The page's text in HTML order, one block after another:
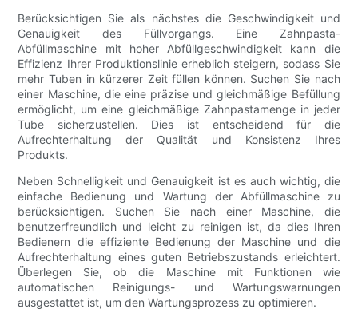
Berücksichtigen Sie als nächstes die Geschwindigkeit und
Genauigkeit des Füllvorgangs. Eine Zahnpasta-
Abfüllmaschine mit hoher Abfüllgeschwindigkeit kann die
Effizienz Ihrer Produktionslinie erheblich steigern, sodass Sie
mehr Tuben in kürzerer Zeit füllen können. Suchen Sie nach
einer Maschine, die eine präzise und gleichmäßige Befüllung
ermöglicht, um eine gleichmäßige Zahnpastamenge in jeder
Tube sicherzustellen. Dies ist entscheidend für die
Aufrechterhaltung der Qualität und Konsistenz Ihres
Produkts.
Neben Schnelligkeit und Genauigkeit ist es auch wichtig, die
einfache Bedienung und Wartung der Abfüllmaschine zu
berücksichtigen. Suchen Sie nach einer Maschine, die
benutzerfreundlich und leicht zu reinigen ist, da dies Ihren
Bedienern die effiziente Bedienung der Maschine und die
Aufrechterhaltung eines guten Betriebszustands erleichtert.
Überlegen Sie, ob die Maschine mit Funktionen wie
automatischen Reinigungs- und Wartungswarnungen
ausgestattet ist, um den Wartungsprozess zu optimieren.